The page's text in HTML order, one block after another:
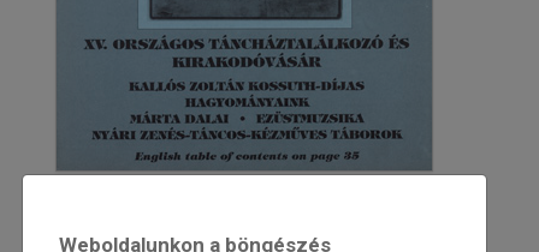
1996/1
Weboldalunkon a böngészés